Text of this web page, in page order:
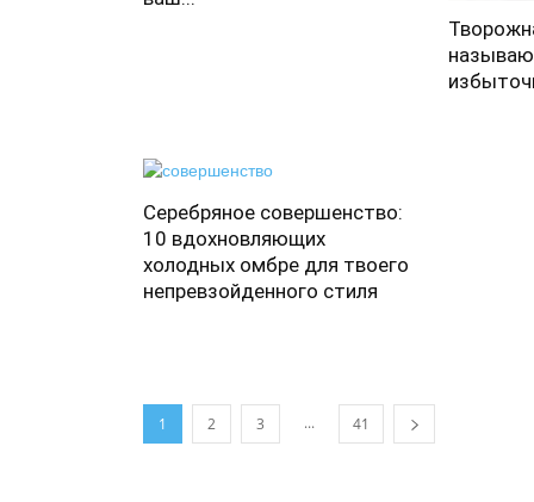
Серебряное совершенство:
10 вдохновляющих
холодных омбре для твоего
непревзойденного стиля
1 2 3 ... 41